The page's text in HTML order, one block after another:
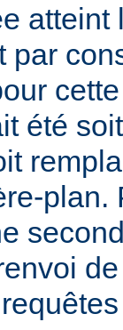
par
été
plan.